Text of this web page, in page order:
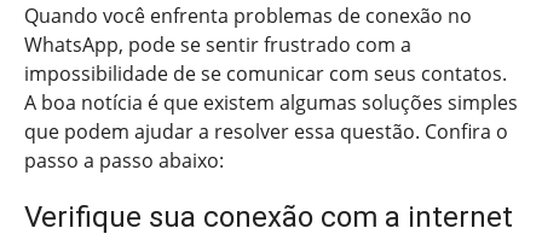
Quando você enfrenta problemas de conexão no
WhatsApp, pode se sentir frustrado com a
impossibilidade de se comunicar com seus contatos.
A boa notícia é que existem algumas soluções simples
que podem ajudar a resolver essa questão. Confira o
passo a passo abaixo:
Verifique sua conexão com a internet